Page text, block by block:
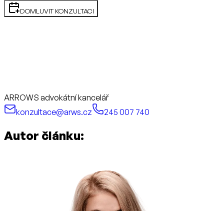
DOMLUVIT KONZULTACI
ARROWS advokátní kancelář
konzultace@arws.cz
245 007 740
Autor článku: